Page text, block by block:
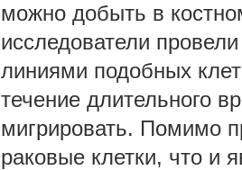
можно добыть в
исследователи
линиями подобных
течение длительного
мигрировать. Помимо
раковые клетки, что и